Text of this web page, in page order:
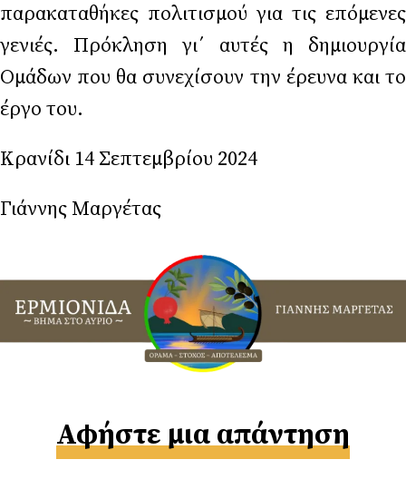
παρακαταθήκες πολιτισμού για τις επόμενες
γενιές. Πρόκληση γι΄ αυτές η δημιουργία
Ομάδων που θα συνεχίσουν την έρευνα και το
έργο του.
Κρανίδι 14 Σεπτεμβρίου 2024
Γιάννης Μαργέτας
Αφήστε μια απάντηση